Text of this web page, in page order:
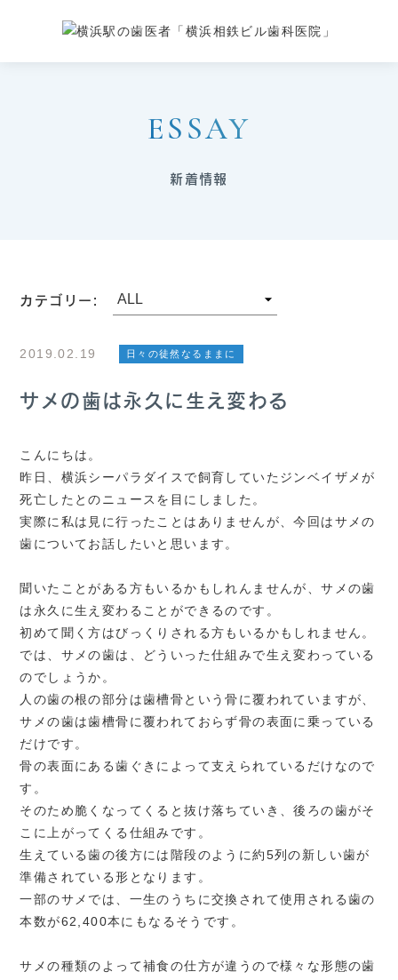
ESSAY
新着情報
カテゴリー:
2019.02.19 日々の徒然なるままに
サメの歯は永久に生え変わる
こんにちは。
昨日、横浜シーパラダイスで飼育していたジンベイザメが
死亡したとのニュースを目にしました。
実際に私は見に行ったことはありませんが、今回はサメの
歯についてお話したいと思います。
聞いたことがある方もいるかもしれんませんが、サメの歯
は永久に生え変わることができるのです。
初めて聞く方はびっくりされる方もいるかもしれません。
では、サメの歯は、どういった仕組みで生え変わっている
のでしょうか。
人の歯の根の部分は歯槽骨という骨に覆われていますが、
サメの歯は歯槽骨に覆われておらず骨の表面に乗っている
だけです。
骨の表面にある歯ぐきによって支えられているだけなので
す。
そのため脆くなってくると抜け落ちていき、後ろの歯がそ
こに上がってくる仕組みです。
生えている歯の後方には階段のように約5列の新しい歯が
準備されている形となります。
一部のサメでは、一生のうちに交換されて使用される歯の
本数が62,400本にもなるそうです。
サメの種類のよって補食の仕方が違うので様々な形態の歯